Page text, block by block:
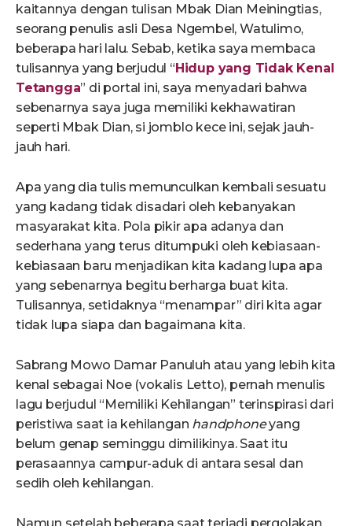
kaitannya dengan tulisan Mbak Dian Meiningtias,
seorang penulis asli Desa Ngembel, Watulimo,
beberapa hari lalu. Sebab, ketika saya membaca
tulisannya yang berjudul “Hidup yang Tidak Kenal
Tetangga” di portal ini, saya menyadari bahwa
sebenarnya saya juga memiliki kekhawatiran
seperti Mbak Dian, si jomblo kece ini, sejak jauh-
jauh hari.
Apa yang dia tulis memunculkan kembali sesuatu
yang kadang tidak disadari oleh kebanyakan
masyarakat kita. Pola pikir apa adanya dan
sederhana yang terus ditumpuki oleh kebiasaan-
kebiasaan baru menjadikan kita kadang lupa apa
yang sebenarnya begitu berharga buat kita.
Tulisannya, setidaknya “menampar” diri kita agar
tidak lupa siapa dan bagaimana kita.
Sabrang Mowo Damar Panuluh atau yang lebih kita
kenal sebagai Noe (vokalis Letto), pernah menulis
lagu berjudul “Memiliki Kehilangan” terinspirasi dari
peristiwa saat ia kehilangan handphoneyang
belum genap seminggu dimilikinya. Saat itu
perasaannya campur-aduk di antara sesal dan
sedih oleh kehilangan.
Namun setelah beberapa saat terjadi pergolakan